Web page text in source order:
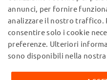
© subtel.ch 2026
Tutti i prezzi sono
spedizione. Si prega di
menzionati sulle nostre
annunci, per fornire
analizzare il nostro traffico.
consentire solo i cookie
preferenze. Ulteriori
sono disponibili nella nostra